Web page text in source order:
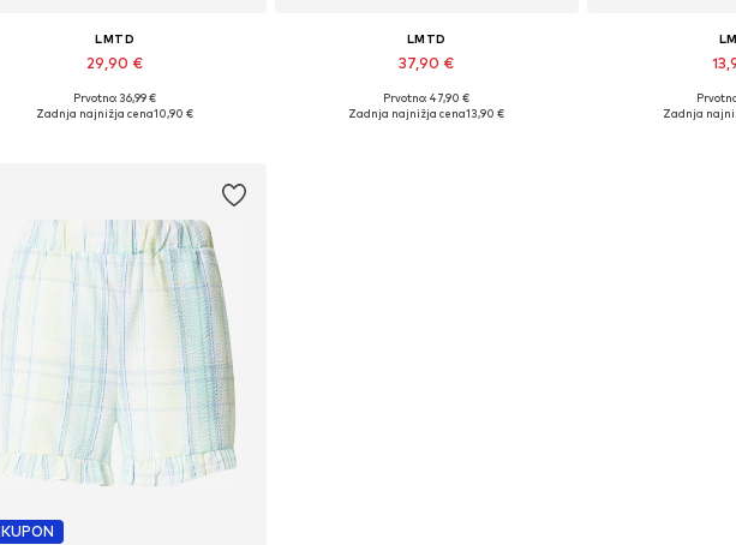
LMTD
29,90 €
Razpoložljive velikosti: XS, M, L
Prvotno: 36,99 €
Zadnja najnižja cena10,90 €
LMTD
37,90 €
Razpoložljive velikosti: 34
Prvotno: 47,90 €
Zadnja najnižja cena13,90 €
Zadnja
KUPON